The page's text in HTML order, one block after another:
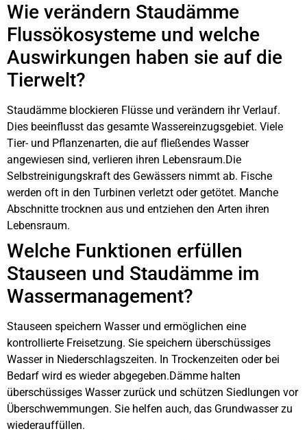
Wie verändern Staudämme
Flussökosysteme und welche
Auswirkungen haben sie auf die
Tierwelt?
Staudämme blockieren Flüsse und verändern ihr Verlauf.
Dies beeinflusst das gesamte Wassereinzugsgebiet. Viele
Tier- und Pflanzenarten, die auf fließendes Wasser
angewiesen sind, verlieren ihren Lebensraum.Die
Selbstreinigungskraft des Gewässers nimmt ab. Fische
werden oft in den Turbinen verletzt oder getötet. Manche
Abschnitte trocknen aus und entziehen den Arten ihren
Lebensraum.
Welche Funktionen erfüllen
Stauseen und Staudämme im
Wassermanagement?
Stauseen speichern Wasser und ermöglichen eine
kontrollierte Freisetzung. Sie speichern überschüssiges
Wasser in Niederschlagszeiten. In Trockenzeiten oder bei
Bedarf wird es wieder abgegeben.Dämme halten
überschüssiges Wasser zurück und schützen Siedlungen vor
Überschwemmungen. Sie helfen auch, das Grundwasser zu
wiederauffüllen.